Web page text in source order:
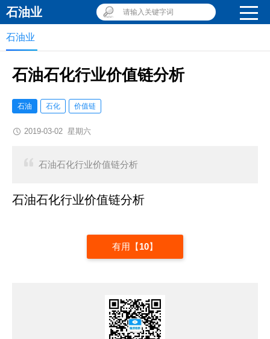
石油业 请输入关键字词
石油业
石油石化行业价值链分析
石油 石化 价值链
2019-03-02 星期六
石油石化行业价值链分析
石油石化行业价值链分析
有用【10】